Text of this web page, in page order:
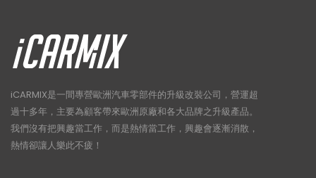
iCARMIX是一間專營歐洲汽車零部件的升級改裝公司，營運超
過十多年，主要為顧客帶來歐洲原廠和各大品牌之升級產品。
我們沒有把興趣當工作，而是熱情當工作，興趣會逐漸消散，
熱情卻讓人樂此不疲！